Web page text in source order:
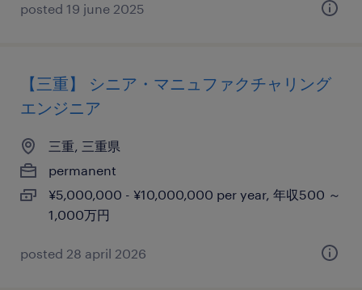
posted 19 june 2025
【三重】 シニア・マニュファクチャリング
エンジニア
三重, 三重県
permanent
¥5,000,000 - ¥10,000,000 per year, 年収500 ～
1,000万円
posted 28 april 2026